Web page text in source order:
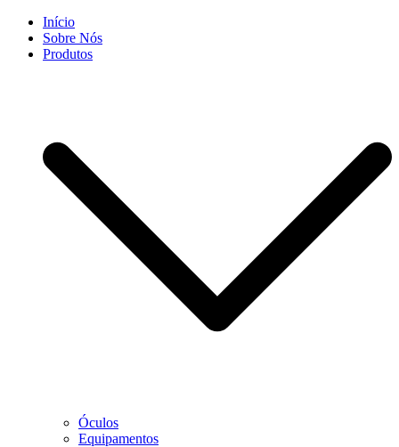
Skip
content
Início
Sobre Nós
Produtos
Óculos
Equipamentos